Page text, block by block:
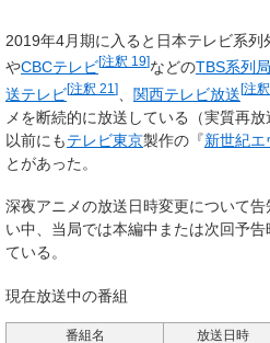
2019年4月期に入ると日本テレビ系列
やCBCテレビ[注釈 19]などのTBS系列局
送テレビ[注釈 21 ] 関西テレビ放送[注
メを断続的に放送している（実質再
以前にもテレビ東京製作の『新世紀エ
とがあった。
深夜アニメの放送日時変更について
い中、当局では本編中または次回予
ている。
現在放送中の番組
番組名 放送日時